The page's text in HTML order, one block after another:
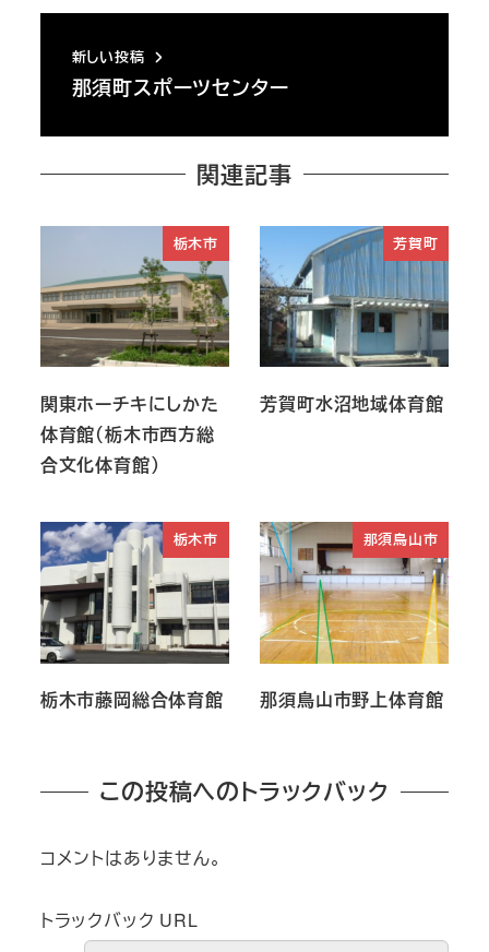
新しい投稿
那須町スポーツセンター
関連記事
栃木市
関東ホーチキにしかた
体育館（栃木市西方総
合文化体育館）
芳賀町
芳賀町水沼地域体育館
栃木市
栃木市藤岡総合体育館
那須鳥山市
那須鳥山市野上体育館
この投稿へのトラックバック
コメントはありません。
トラックバック URL